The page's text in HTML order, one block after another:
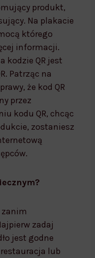
produkt,
Na plakacie
którego
informacji.
kodzie QR jest
Patrząc na
że kod QR
przez
kodu QR, chcąc
zostaniesz
zadaj
jest godne
lub